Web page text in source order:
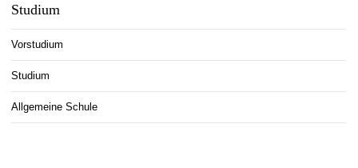
Studium
Vorstudium
Studium
Allgemeine Schule